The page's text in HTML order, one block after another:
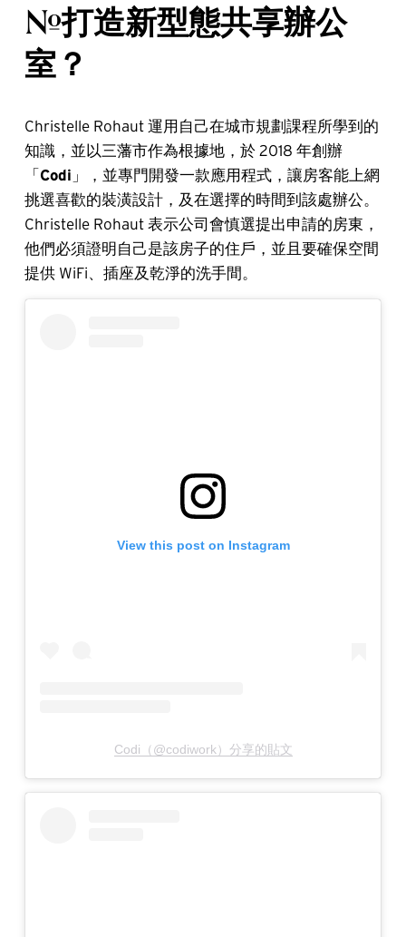
#打造新型態共享辦公
室？
Christelle Rohaut 運用自己在城市規劃課程所學到的
知識，並以三藩市作為根據地，於 2018 年創辦
「Codi 」，並專門開發一款應用程式，讓房客能上網
挑選喜歡的裝潢設計，及在選擇的時間到該處辦公。
Christelle Rohaut 表示公司會慎選提出申請的房東，
他們必須證明自己是該房子的住戶，並且要確保空間
提供 WiFi、插座及乾淨的洗手間。
View this post on Instagram
Codi（@codiwork）分享的貼文